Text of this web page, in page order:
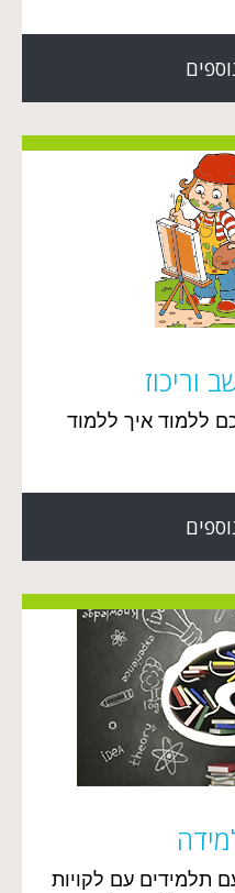
וריכוז
ללמוד איך ללמוד
תלמידים עם לקויות